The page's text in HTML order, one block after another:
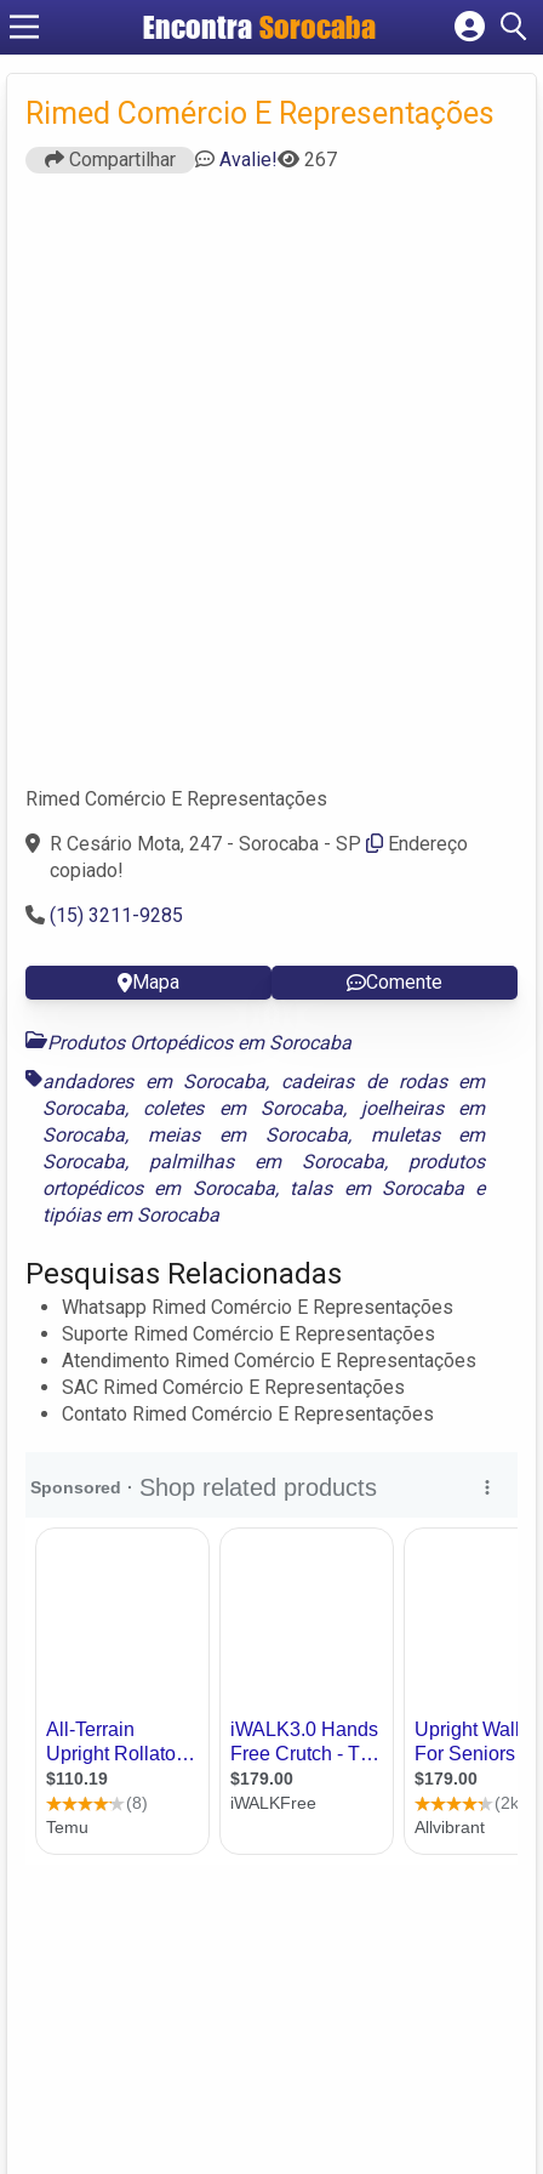
EncontraSorocaba
Cadastrar empresa
Criar conta
Rimed Comércio E Representações
Compartilhar Avalie! 267
Rimed Comércio E Representações
R Cesário Mota, 247 - Sorocaba - SP
Endereço
copiado!
(15) 3211-9285
Mapa Comente
Produtos Ortopédicos em Sorocaba
andadores em Sorocaba, cadeiras de rodas em
Sorocaba, coletes em Sorocaba, joelheiras em
Sorocaba, meias em Sorocaba, muletas em
Sorocaba, palmilhas em Sorocaba, produtos
ortopédicos em Sorocaba, talas em Sorocaba e
tipóias em Sorocaba
Pesquisas Relacionadas
Whatsapp Rimed Comércio E Representações
Suporte Rimed Comércio E Representações
Atendimento Rimed Comércio E Representações
SAC Rimed Comércio E Representações
Contato Rimed Comércio E Representações